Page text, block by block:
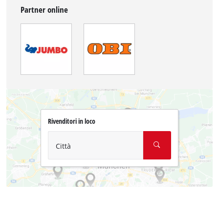
Partner online
Rivenditori in loco
Città